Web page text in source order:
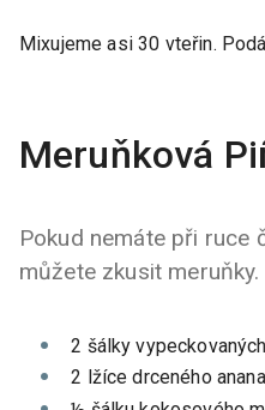
Mixujeme asi 30 vteřin.
Meruňková
Pokud nemáte při ruce
můžete zkusit meruňky.
2 šálky
2 lžíce drceného